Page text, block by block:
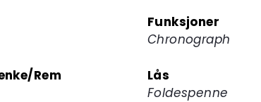
Funksjoner
Chronograph
Rem
Lås
Foldespenne